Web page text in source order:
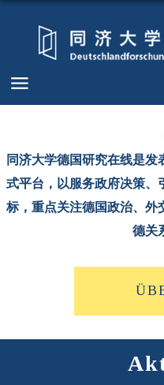
同济大学德国研究在线是
式平台，以服务政府决策、
标，重点关注德国政治、外
德关